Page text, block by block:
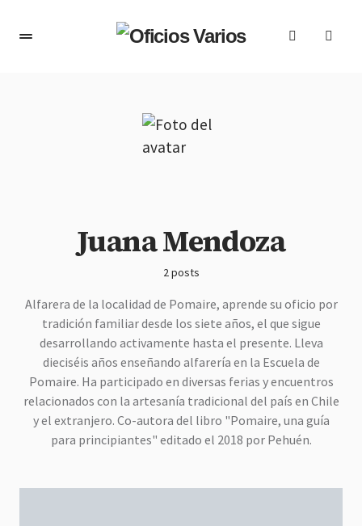
Juana Mendoza
2 posts
Alfarera de la localidad de Pomaire, aprende su oficio por
tradición familiar desde los siete años, el que sigue
desarrollando activamente hasta el presente. Lleva
dieciséis años enseñando alfarería en la Escuela de
Pomaire. Ha participado en diversas ferias y encuentros
relacionados con la artesanía tradicional del país en Chile
y el extranjero. Co-autora del libro "Pomaire, una guía
para principiantes" editado el 2018 por Pehuén.